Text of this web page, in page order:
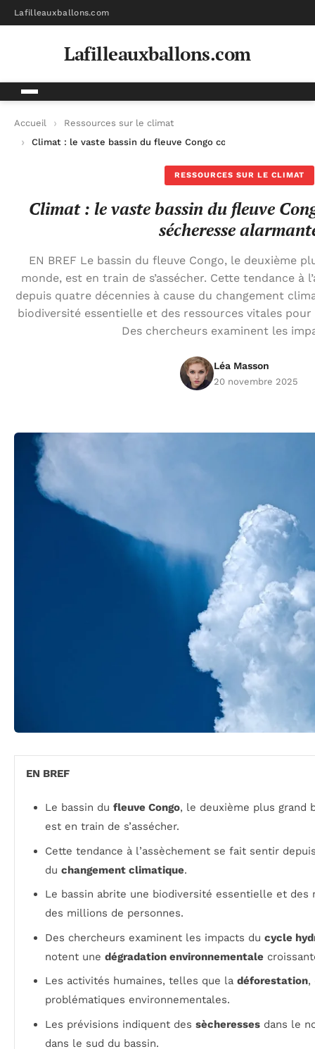
Lafilleauxballons.com
Lafilleauxballons.com
Accueil
Ressources sur le climat
Climat : le vaste bassin du fleuve Congo confronté à une
RESSOURCES SUR LE CLIMAT
Climat : le vaste bassin du fleuve
sécheresse
EN BREF Le bassin du fleuve Congo, le deuxième
monde, est en train de s’assécher. Cette tendance à
depuis quatre décennies à cause du changement
biodiversité essentielle et des ressources vitales
Des chercheurs examinent les
Léa Masson
20 novembre 2025
EN BREF
Le bassin du fleuve Congo, le deuxième plus grand
est en train de s’assécher.
Cette tendance à l’assèchement se fait sentir
du changement climatique.
Le bassin abrite une biodiversité essentielle et des
des millions de personnes.
Des chercheurs examinent les impacts du cycle
notent une dégradation environnementale
Les activités humaines, telles que la déforestation,
problématiques environnementales.
Les prévisions indiquent des sècheresses dans le
dans le sud du bassin.